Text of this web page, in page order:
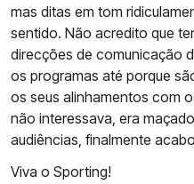
mas ditas em tom
sentido. Não acredito que
direcções de comunicação
os programas até porque
os seus alinhamentos com
não interessava, era
audiências, finalmente
Viva o Sporting!